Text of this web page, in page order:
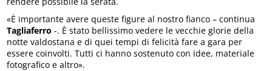
«È importante avere queste figure al nostro fianco – continua
Tagliaferro -. È stato bellissimo vedere le vecchie glorie della
notte valdostana e di quei tempi di felicità fare a gara per
essere coinvolti. Tutti ci hanno sostenuto con idee, materiale
fotografico e altro».